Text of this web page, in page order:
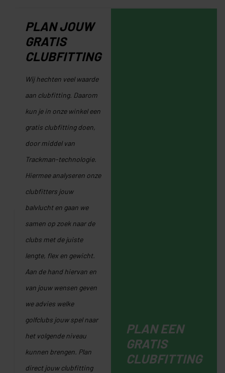
PLAN JOUW
GRATIS
CLUBFITTING
Wij hechten veel waarde
aan clubfitting. Daarom
kun je in onze winkel een
gratis clubfitting doen,
door middel van
Trackman-technologie.
Hiermee analyseren onze
clubfitters jouw
balvlucht en gaan we
samen op zoek naar de
clubs met de juiste
lengte, flex en gewicht.
Aan de hand hiervan en
van jouw wensen geven
we advies welke
golfclubs jouw spel naar
het volgende niveau
kunnen brengen. Plan
direct jouw clubfitting
PLAN EEN
GRATIS
CLUBFITTING